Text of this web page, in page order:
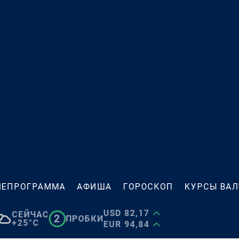
АФИША ГОРОСКОП КУРСЫ
СЕЙЧАС
+25°C
2 ПРОБКИ
USD 82,17
EUR 94,84